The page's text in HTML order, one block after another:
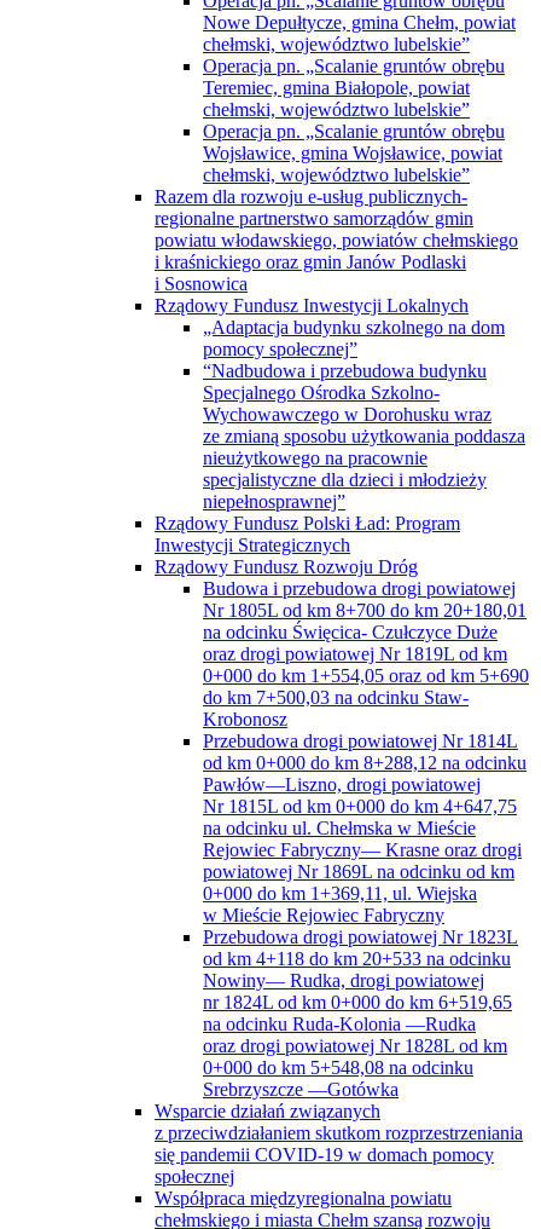
Nowe Depułtycze, gmina Chełm, powiat
chełmski, województwo lubelskie”
Operacja pn. „Scalanie gruntów obrębu
Teremiec, gmina Białopole, powiat
chełmski, województwo lubelskie”
Operacja pn. „Scalanie gruntów obrębu
Wojsławice, gmina Wojsławice, powiat
chełmski, województwo lubelskie”
Razem dla rozwoju e-usług publicznych-
regionalne partnerstwo samorządów gmin
powiatu włodawskiego, powiatów chełmskiego
i kraśnickiego oraz gmin Janów Podlaski
i Sosnowica
Rządowy Fundusz Inwestycji Lokalnych
„Adaptacja budynku szkolnego na dom
pomocy społecznej”
“Nadbudowa i przebudowa budynku
Specjalnego Ośrodka Szkolno-
Wychowawczego w Dorohusku wraz
ze zmianą sposobu użytkowania poddasza
nieużytkowego na pracownie
specjalistyczne dla dzieci i młodzieży
niepełnosprawnej”
Rządowy Fundusz Polski Ład: Program
Inwestycji Strategicznych
Rządowy Fundusz Rozwoju Dróg
Budowa i przebudowa drogi powiatowej
Nr 1805L od km 8+700 do km 20+180,01
na odcinku Święcica- Czułczyce Duże
oraz drogi powiatowej Nr 1819L od km
0+000 do km 1+554,05 oraz od km 5+690
do km 7+500,03 na odcinku Staw-
Krobonosz
Przebudowa drogi powiatowej Nr 1814L
od km 0+000 do km 8+288,12 na odcinku
Pawłów—Liszno, drogi powiatowej
Nr 1815L od km 0+000 do km 4+647,75
na odcinku ul. Chełmska w Mieście
Rejowiec Fabryczny— Krasne oraz drogi
powiatowej Nr 1869L na odcinku od km
0+000 do km 1+369,11, ul. Wiejska
w Mieście Rejowiec Fabryczny
Przebudowa drogi powiatowej Nr 1823L
od km 4+118 do km 20+533 na odcinku
Nowiny— Rudka, drogi powiatowej
nr 1824L od km 0+000 do km 6+519,65
na odcinku Ruda-Kolonia —Rudka
oraz drogi powiatowej Nr 1828L od km
0+000 do km 5+548,08 na odcinku
Srebrzyszcze —Gotówka
Wsparcie działań związanych
z przeciwdziałaniem skutkom rozprzestrzeniania
się pandemii COVID-19 w domach pomocy
społecznej
Współpraca międzyregionalna powiatu
chełmskiego i miasta Chełm szansą rozwoju